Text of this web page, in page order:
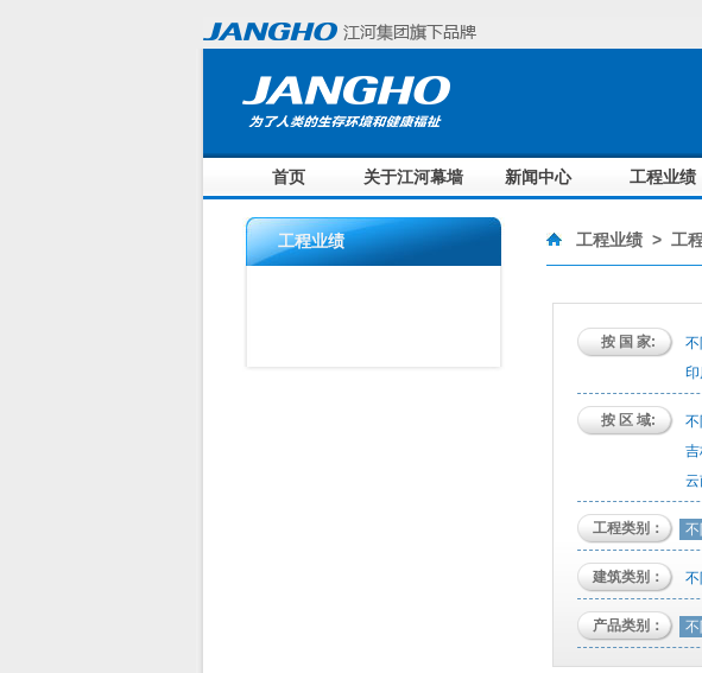
首页 关于江河幕墙 新闻中心 工程业绩
工程业绩 工程业绩> 工
按 国 家: 不
印
按 区 域: 不
工程类别： 不
建筑类别： 不
产品类别： 不